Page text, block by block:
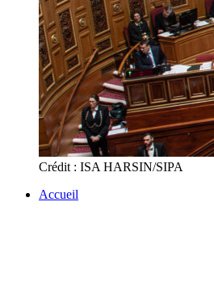
Crédit : ISA HARSIN/SIPA
Accueil